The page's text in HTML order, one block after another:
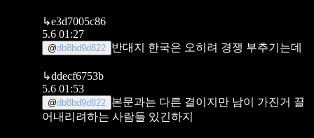
↳e3d7005c86
5.6 01:27
@db8bd9d822 반대지 한국은 오히려 경쟁 부추기는데
↳ddecf6753b
5.6 01:53
@db8bd9d822 본문과는 다른 결이지만 남이 가진거 끌
어내리려하는 사람들 있긴하지